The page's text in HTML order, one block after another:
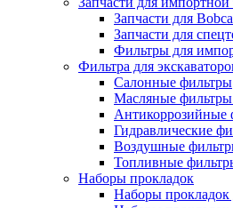
Запчасти для
Запчасти для
Фильтры для
Фильтра для
Салонные фильтры
Масляные фильтры
Антикоррозийные
Гидравлические
Воздушные
Топливные
Наборы прокладок
Наборы прокладок